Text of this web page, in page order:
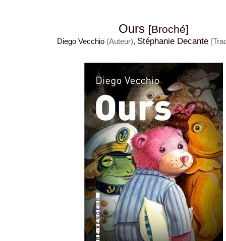
Ours [Broché]
Diego Vecchio (Auteur), Stéphanie Decante